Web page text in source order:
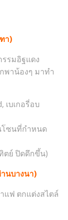
า)
รมอิฐแดง
พาน้องๆ มาทำ
เบเกอรี่อบ
โซนที่กำหนด
ตย์ ปิดดึกขึ้น)
นบางนา)
ฟ ตกแต่งสไตล์